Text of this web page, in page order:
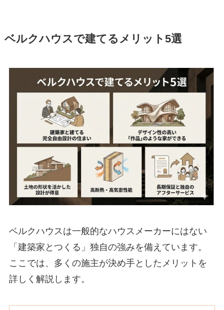
ベルクハウスで建てるメリット5選
ベルクハウスは一般的なハウスメーカーにはない
「建築家とつくる」独自の強みを備えています。
ここでは、多くの施主が決め手としたメリットを
詳しく解説します。